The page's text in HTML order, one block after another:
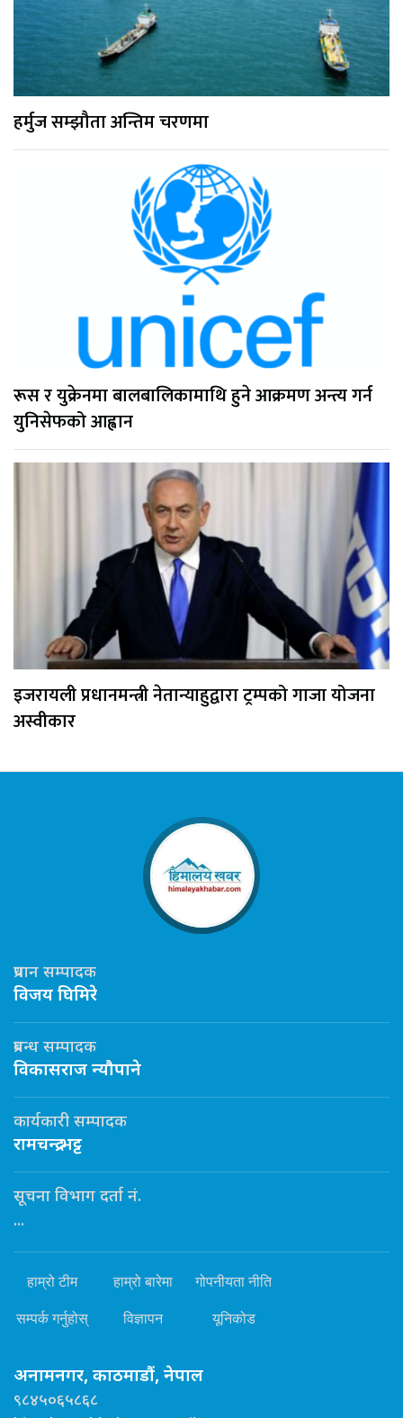
हर्मुज सम्झौता अन्तिम चरणमा
रूस र युक्रेनमा बालबालिकामाथि हुने आक्रमण अन्त्य गर्न
युनिसेफको आह्वान
इजरायली प्रधानमन्त्री नेतान्याहुद्वारा ट्रम्पको गाजा योजना
अस्वीकार
प्रधान सम्पादक
विजय घिमिरे
प्रबन्ध सम्पादक
विकासराज न्यौपाने
कार्यकारी सम्पादक
रामचन्द्र भट्ट
सूचना विभाग दर्ता नं.
...
हाम्रो टीम हाम्रो बारेमा गोपनीयता नीति
सम्पर्क गर्नुहोस् विज्ञापन यूनिकोड
अनामनगर, काठमाडौं, नेपाल
९८४५०६५८६८